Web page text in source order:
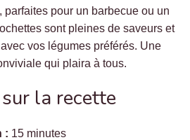
parfaites pour un barbecue ou un
sont pleines de saveurs et
vos légumes préférés. Une
qui plaira à tous.
la recette
: 15 minutes